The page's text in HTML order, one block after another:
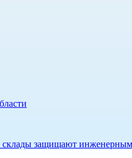
склады защищают